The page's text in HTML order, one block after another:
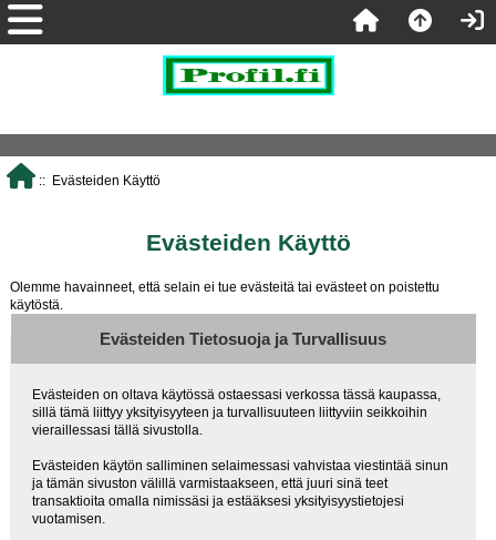
:: Evästeiden Käyttö
Evästeiden Käyttö
Olemme havainneet, että selain ei tue evästeitä tai evästeet on poistettu
käytöstä.
Evästeiden Tietosuoja ja Turvallisuus
Evästeiden on oltava käytössä ostaessasi verkossa tässä kaupassa,
sillä tämä liittyy yksityisyyteen ja turvallisuuteen liittyviin seikkoihin
vieraillessasi tällä sivustolla.
Evästeiden käytön salliminen selaimessasi vahvistaa viestintää sinun
ja tämän sivuston välillä varmistaakseen, että juuri sinä teet
transaktioita omalla nimissäsi ja estääksesi yksityisyystietojesi
vuotamisen.